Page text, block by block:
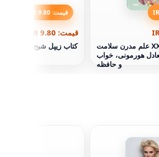
قیمت: 9.80 IRR
قیمت: 9.80 IRR
کتاب زیپل شبح خنده دار
کتاب مغز XX علم مدرن سلامت
هورمونی، خواب
و حافظه